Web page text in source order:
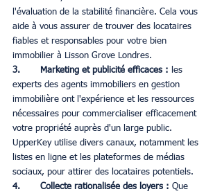
l'évaluation de la stabilité financière. Cela vous
aide à vous assurer de trouver des locataires
fiables et responsables pour votre bien
immobilier à Lisson Grove Londres.
3. 	Marketing et publicité efficaces : les
experts des agents immobiliers en gestion
immobilière ont l'expérience et les ressources
nécessaires pour commercialiser efficacement
votre propriété auprès d'un large public.
UpperKey utilise divers canaux, notamment les
listes en ligne et les plateformes de médias
sociaux, pour attirer des locataires potentiels.
4. 	Collecte rationalisée des loyers : Que